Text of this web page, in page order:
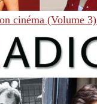
cinéma (Volume 3)